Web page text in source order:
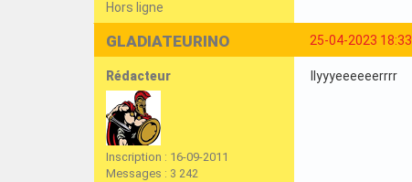
Hors ligne
25-04-2023 18:33
GLADIATEURINO
Rédacteur
Inscription : 16-09-2011
Messages : 3 242
Ilyyyeeeeeerrrr